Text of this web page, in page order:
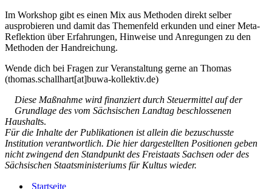
Im Workshop gibt es einen Mix aus Methoden direkt selber
ausprobieren und damit das Themenfeld erkunden und einer Meta-
Reflektion über Erfahrungen, Hinweise und Anregungen zu den
Methoden der Handreichung.
Wende dich bei Fragen zur Veranstaltung gerne an Thomas
(thomas.schallhart[at]buwa-kollektiv.de)
Diese Maßnahme wird finanziert durch Steuermittel auf der
Grundlage des vom Sächsischen Landtag beschlossenen
Haushalts.
Für die Inhalte der Publikationen ist allein die bezuschusste
Institution verantwortlich. Die hier dargestellten Positionen geben
nicht zwingend den Standpunkt des Freistaats Sachsen oder des
Sächsischen Staatsministeriums für Kultus wieder.
Startseite